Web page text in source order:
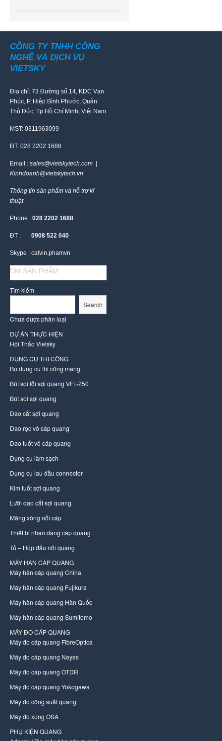
CÔNG TY TNHH CÔNG
NGHỆ VÀ DỊCH VỤ
VIETSKY
Địa chỉ: 73 Đường số 14, KDC Vạn
Phúc, P. Hiệp Bình Phước, Quận
Thủ Đức, Tp Hồ Chí Minh, Việt Nam
MST: 0311963099
ĐT: 028 2202 1688
Email : sales@vietskytech.com |
Kinhdoanh@vietskytech.vn
Thông tin sản phẩm và hỗ trợ kĩ
thuật
Phone : 028 2202 1688
ĐT : 0908 522 040
Skype : calvin.phamvn
DM SAN PHẨM
Tìm kiếm
Search
Chưa được phân loại
DỰ ÁN THỰC HIỆN
Hội Thảo Vietsky
DỤNG CỤ THI CÔNG
Bộ dụng cụ thi công mạng
Bút soi lỗi sợi quang VFL-250
Bút soi sợi quang
Dao cắt sợi quang
Dao rọc vỏ cáp quang
Dao tuốt vỏ cáp quang
Dụng cụ làm sạch
Dụng cụ lau đầu connector
Kìm tuốt sợi quang
Lưỡi dao cắt sợi quang
Măng xông nối cáp
Thiết bị nhận dạng cáp quang
Tủ – Hộp đấu nối quang
MÁY HÀN CÁP QUANG
Máy hàn cáp quang China
Máy hàn cáp quang Fujikura
Máy hàn cáp quang Hàn Quốc
Máy hàn cáp quang Sumitomo
MÁY ĐO CÁP QUANG
Máy đo cáp quang FibreOptica
Máy đo cáp quang Noyes
Máy đo cáp quang OTDR
Máy đo cáp quang Yokogawa
Máy đo công suất quang
Máy đo xung OSA
PHỤ KIỆN QUANG